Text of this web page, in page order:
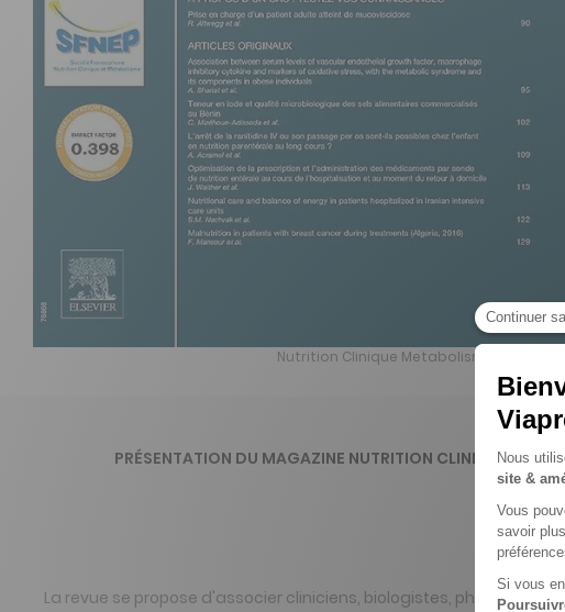
Nutrition Clinique Metabolisme n° 202602
PRÉSENTATION DU MAGAZINE NUTRITION CLINIQUE
La revue se propose d'associer cliniciens, biologistes,